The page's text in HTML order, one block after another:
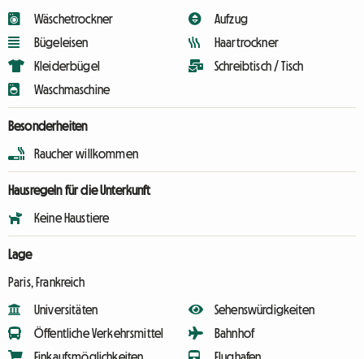
Wäschetrockner
Bügeleisen
Kleiderbügel
Waschmaschine
Aufzug
Haartrockner
Schreibtisch / Tisch
Besonderheiten
Raucher willkommen
Hausregeln für die Unterkunft
Keine Haustiere
Lage
Paris, Frankreich
Universitäten
Öffentliche Verkehrsmittel
Sehenswürdigkeiten
Bahnhof